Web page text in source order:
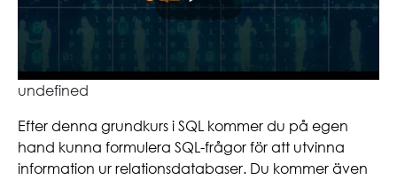
undefined
Efter denna grundkurs i SQL kommer du på egen
hand kunna formulera SQL-frågor för att utvinna
information ur relationsdatabaser. Du kommer även